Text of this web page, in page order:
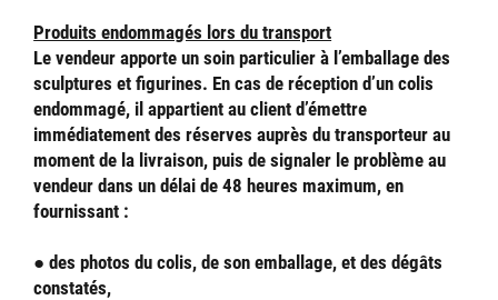
Produits endommagés lors du transport
Le vendeur apporte un soin particulier à l’emballage des
sculptures et figurines. En cas de réception d’un colis
endommagé, il appartient au client d’émettre
immédiatement des réserves auprès du transporteur au
moment de la livraison, puis de signaler le problème au
vendeur dans un délai de 48 heures maximum, en
fournissant :
● des photos du colis, de son emballage, et des dégâts
constatés,